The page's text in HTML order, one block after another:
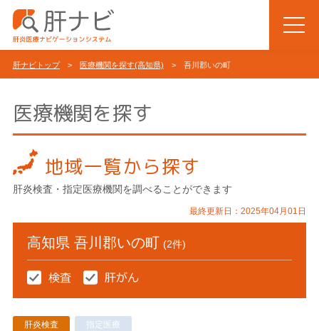
肝ナビトップ> 医療機関を探す(高知県) > 吾川郡いの町
医療機関を探す
地域一覧から探す
肝炎検査・指定医療機関を調べることができます
最終更新日：2025年04月01日
高知県 吾川郡いの町 (2件)
肝炎検査 指定医療